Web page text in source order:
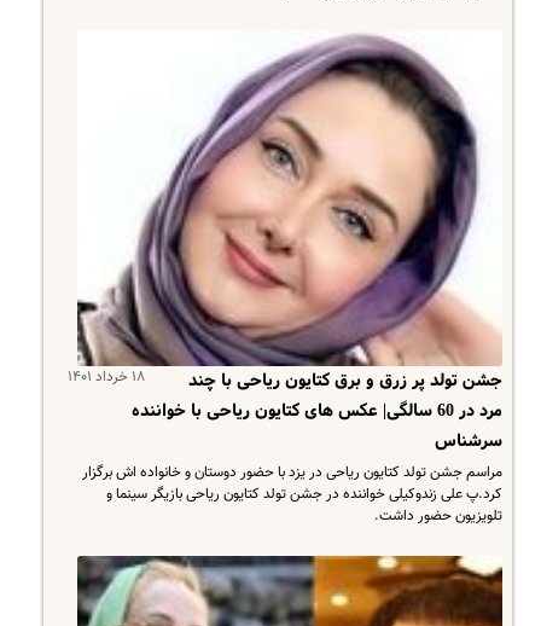
۱۸ خرداد ۱۴۰۱
جشن تولد پر زرق و برق کتایون ریاحی با چند
مرد در 60 سالگی| عکس های کتایون ریاحی با خواننده
سرشناس
مراسم جشن تولد کتایون ریاحی در یزد با حضور دوستان و خانواده اش برگزار
کرد.پ علی زندوکیلی خواننده در جشن تولد کتایون ریاحی بازیگر سینما و
تلویزیون حضور داشت.